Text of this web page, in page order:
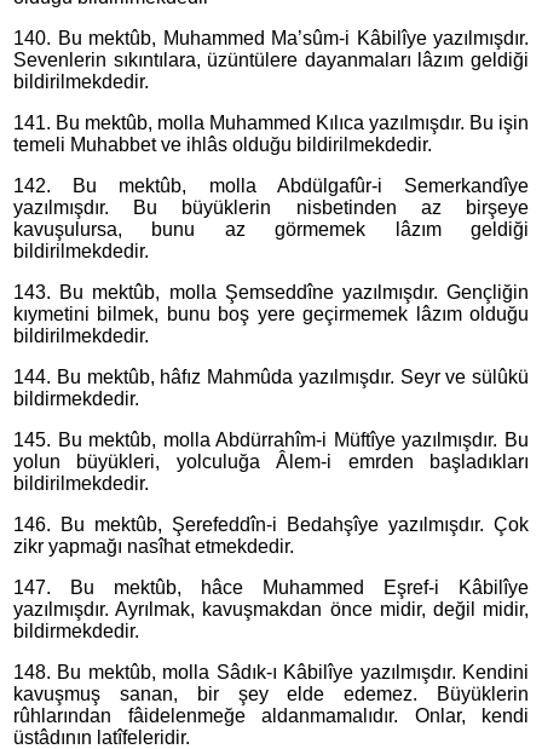
140. Bu mektûb, Muhammed Ma’sûm-i Kâbilîye yazılmışdır.
Sevenlerin sıkıntılara, üzüntülere dayanmaları lâzım geldiği
bildirilmekdedir.
141. Bu mektûb, molla Muhammed Kılıca yazılmışdır. Bu işin
temeli Muhabbet ve ihlâs olduğu bildirilmekdedir.
142. Bu mektûb, molla Abdülgafûr-i Semerkandîye
yazılmışdır. Bu büyüklerin nisbetinden az birşeye
kavuşulursa, bunu az görmemek lâzım geldiği
bildirilmekdedir.
143. Bu mektûb, molla Şemseddîne yazılmışdır. Gençliğin
kıymetini bilmek, bunu boş yere geçirmemek lâzım olduğu
bildirilmekdedir.
144. Bu mektûb, hâfız Mahmûda yazılmışdır. Seyr ve sülûkü
bildirmekdedir.
145. Bu mektûb, molla Abdürrahîm-i Müftîye yazılmışdır. Bu
yolun büyükleri, yolculuğa Âlem-i emrden başladıkları
bildirilmekdedir.
146. Bu mektûb, Şerefeddîn-i Bedahşîye yazılmışdır. Çok
zikr yapmağı nasîhat etmekdedir.
147. Bu mektûb, hâce Muhammed Eşref-i Kâbilîye
yazılmışdır. Ayrılmak, kavuşmakdan önce midir, değil midir,
bildirmekdedir.
148. Bu mektûb, molla Sâdık-ı Kâbilîye yazılmışdır. Kendini
kavuşmuş sanan, bir şey elde edemez. Büyüklerin
rûhlarından fâidelenmeğe aldanmamalıdır. Onlar, kendi
üstâdının latîfeleridir.